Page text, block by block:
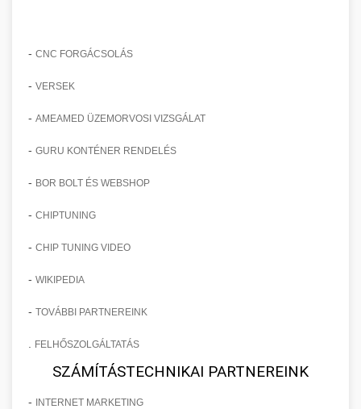
- CNC FORGÁCSOLÁS
- VERSEK
- AMEAMED ÜZEMORVOSI VIZSGÁLAT
- GURU KONTÉNER RENDELÉS
- BOR BOLT ÉS WEBSHOP
- CHIPTUNING
- CHIP TUNING VIDEO
- WIKIPEDIA
- TOVÁBBI PARTNEREINK
FELHŐSZOLGÁLTATÁS
SZÁMÍTÁSTECHNIKAI PARTNEREINK
- INTERNET MARKETING